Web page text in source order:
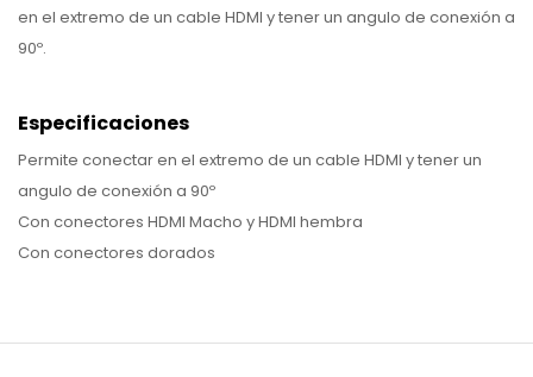
en el extremo de un cable HDMI y tener un angulo de conexión a
90º.
Especificaciones
Permite conectar en el extremo de un cable HDMI y tener un
angulo de conexión a 90º
Con conectores HDMI Macho y HDMI hembra
Con conectores dorados